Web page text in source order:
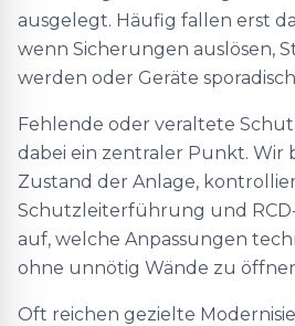
ausgelegt. Häufig fallen erst
wenn Sicherungen auslösen,
werden oder Geräte
Fehlende oder veraltete
dabei ein zentraler Punkt. Wir
Zustand der Anlage,
Schutzleiterführung und
auf, welche Anpassungen
ohne unnötig Wände zu
Oft reichen gezielte